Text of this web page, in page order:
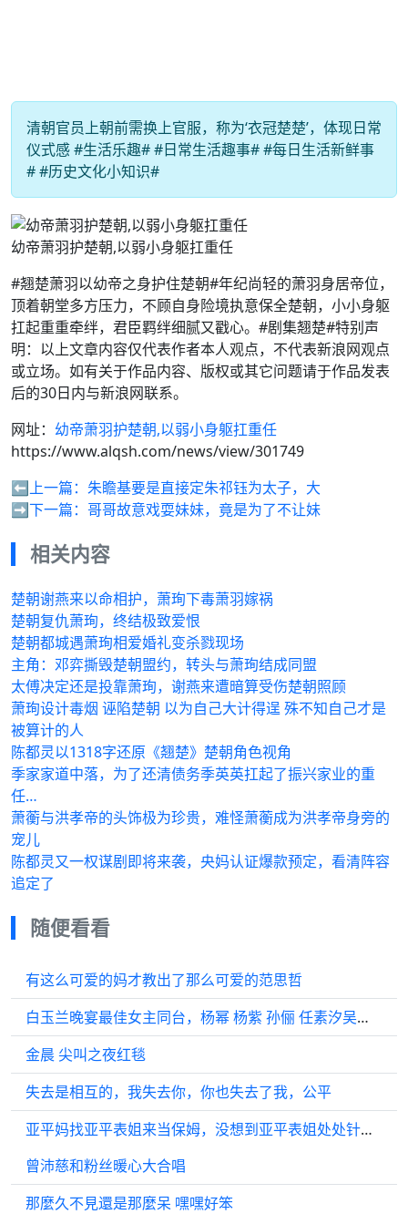
清朝官员上朝前需换上官服，称为‘衣冠楚楚’，体现日常
仪式感 #生活乐趣# #日常生活趣事# #每日生活新鲜事
# #历史文化小知识#
幼帝萧羽护楚朝,以弱小身躯扛重任
#翘楚萧羽以幼帝之身护住楚朝#年纪尚轻的萧羽身居帝位，
顶着朝堂多方压力，不顾自身险境执意保全楚朝，小小身躯
扛起重重牵绊，君臣羁绊细腻又戳心。#剧集翘楚#特别声
明：以上文章内容仅代表作者本人观点，不代表新浪网观点
或立场。如有关于作品内容、版权或其它问题请于作品发表
后的30日内与新浪网联系。
网址： 幼帝萧羽护楚朝,以弱小身躯扛重任
https://www.alqsh.com/news/view/301749
⬅️上一篇： 朱瞻基要是直接定朱祁钰为太子，大
➡️下一篇： 哥哥故意戏耍妹妹，竟是为了不让妹
相关内容
楚朝谢燕来以命相护，萧珣下毒萧羽嫁祸
楚朝复仇萧珣，终结极致爱恨
楚朝都城遇萧珣相爱婚礼变杀戮现场
主角：邓弈撕毁楚朝盟约，转头与萧珣结成同盟
太傅决定还是投靠萧珣，谢燕来遭暗算受伤楚朝照顾
萧珣设计毒烟 诬陷楚朝 以为自己大计得逞 殊不知自己才是
被算计的人
陈都灵以1318字还原《翘楚》楚朝角色视角
季家家道中落，为了还清债务季英英扛起了振兴家业的重
任…
萧蘅与洪孝帝的头饰极为珍贵，难怪萧蘅成为洪孝帝身旁的
宠儿
陈都灵又一权谋剧即将来袭，央妈认证爆款预定，看清阵容
追定了
随便看看
有这么可爱的妈才教出了那么可爱的范思哲
白玉兰晚宴最佳女主同台，杨幂 杨紫 孙俪 任素汐吴越 ！
金晨 尖叫之夜红毯
失去是相互的，我失去你，你也失去了我，公平
亚平妈找亚平表姐来当保姆，没想到亚平表姐处处针对丽娟
曾沛慈和粉丝暖心大合唱
那麼久不見還是那麼呆 嘿嘿好笨